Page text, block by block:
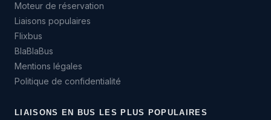
Moteur de réservation
Liaisons populaires
Flixbus
BlaBlaBus
Mentions légales
Politique de confidentialité
LIAISONS EN BUS LES PLUS POPULAIRES